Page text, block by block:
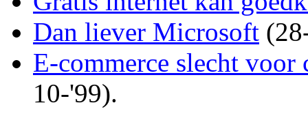
Dan liever Microsoft
E-commerce slecht voor
10-'99).